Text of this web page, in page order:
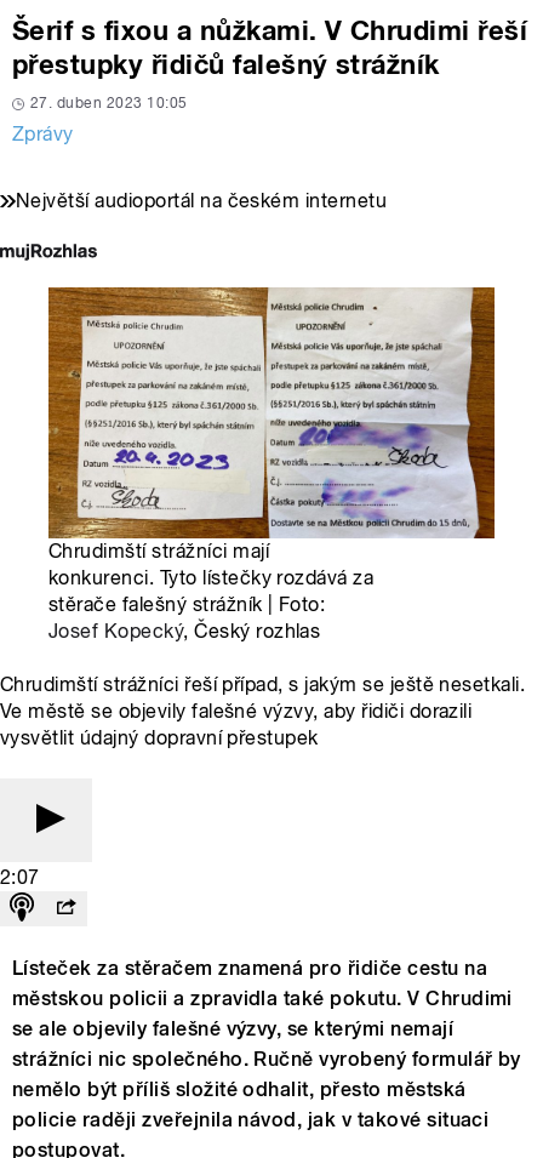
Šerif s fixou a nůžkami. V Chrudimi řeší
přestupky řidičů falešný strážník
27. duben 2023 10:05
Zprávy
Největší audioportál na českém internetu
Chrudimští strážníci mají
konkurenci. Tyto lístečky rozdává za
stěrače falešný strážník | Foto:
Josef Kopecký, Český rozhlas
Chrudimští strážníci řeší případ, s jakým se ještě nesetkali.
Ve městě se objevily falešné výzvy, aby řidiči dorazili
vysvětlit údajný dopravní přestupek
2:07
Lísteček za stěračem znamená pro řidiče cestu na
městskou policii a zpravidla také pokutu. V Chrudimi
se ale objevily falešné výzvy, se kterými nemají
strážníci nic společného. Ručně vyrobený formulář by
nemělo být příliš složité odhalit, přesto městská
policie raději zveřejnila návod, jak v takové situaci
postupovat.